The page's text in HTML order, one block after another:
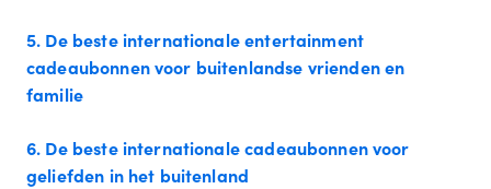
5. De beste internationale entertainment
cadeaubonnen voor buitenlandse vrienden en
familie
6. De beste internationale cadeaubonnen voor
geliefden in het buitenland